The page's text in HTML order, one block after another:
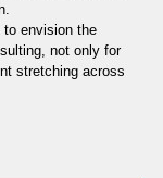
to envision the
not only for
stretching across